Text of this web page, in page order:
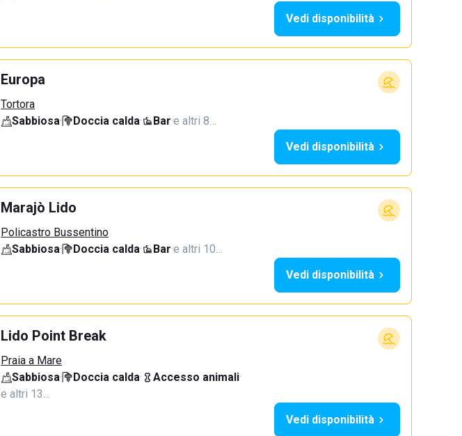
Vedi disponibilità
Europa
Tortora
Sabbiosa· Doccia calda· Bar·e altri 8…
Vedi disponibilità
Marajò Lido
Policastro Bussentino
Sabbiosa· Doccia calda· Bar·e altri 10…
Vedi disponibilità
Lido Point Break
Praia a Mare
Sabbiosa· Doccia calda· Accesso animali·
e altri 13…
Vedi disponibilità